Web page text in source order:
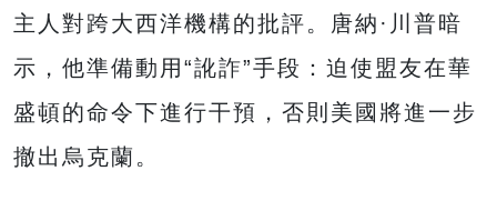
主人對跨大西洋機構的批評。唐納·川普暗
示，他準備動用“訛詐”手段：迫使盟友在華
盛頓的命令下進行干預，否則美國將進一步
撤出烏克蘭。